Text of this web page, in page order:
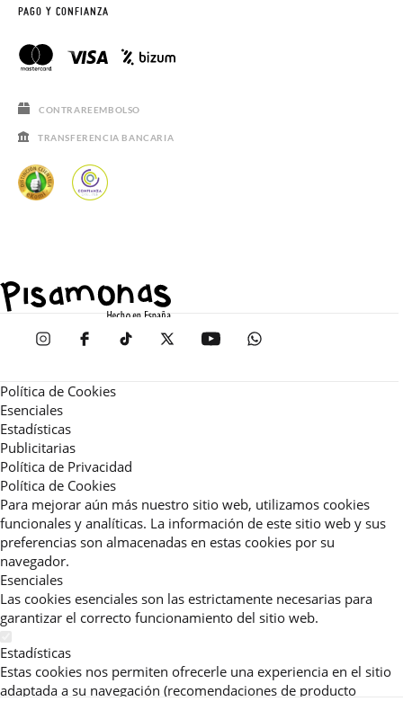
PAGO Y CONFIANZA
CONTRAREEMBOLSO
TRANSFERENCIA BANCARIA
Política de Cookies
Esenciales
Estadísticas
Publicitarias
Política de Privacidad
Política de Cookies
Para mejorar aún más nuestro sitio web, utilizamos cookies
funcionales y analíticas. La información de este sitio web y sus
preferencias son almacenadas en estas cookies por su
navegador.
Esenciales
Las cookies esenciales son las estrictamente necesarias para
garantizar el correcto funcionamiento del sitio web.
Estadísticas
Estas cookies nos permiten ofrecerle una experiencia en el sitio
adaptada a su navegación (recomendaciones de producto